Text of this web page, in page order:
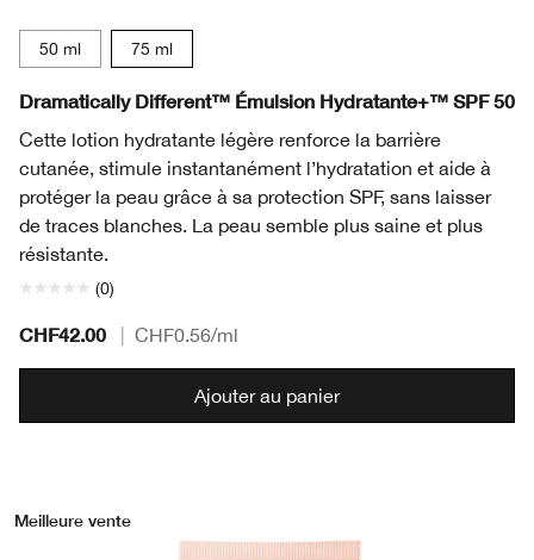
50 ml 75 ml
Dramatically Different™ Émulsion Hydratante+™ SPF 50
Cette lotion hydratante légère renforce la barrière
cutanée, stimule instantanément l’hydratation et aide à
protéger la peau grâce à sa protection SPF, sans laisser
de traces blanches. La peau semble plus saine et plus
résistante.
(0)
CHF42.00 CHF0.56/ml
Ajouter au panier
Meilleure vente